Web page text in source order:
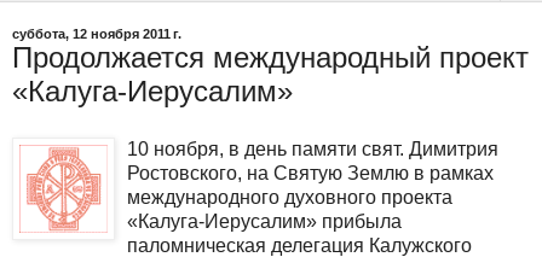
суббота, 12 ноября 2011 г.
Продолжается международный проект
«Калуга-Иерусалим»
10 ноября, в день памяти свят. Димитрия
Ростовского, на Святую Землю в рамках
международного духовного проекта
«Калуга-Иерусалим» прибыла
паломническая делегация Калужского